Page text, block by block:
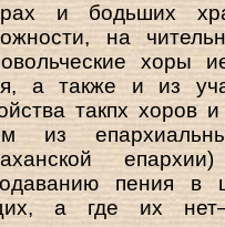
и бодьших
на
хоры
а также и из
такпх хоров
из
пения в
a где их